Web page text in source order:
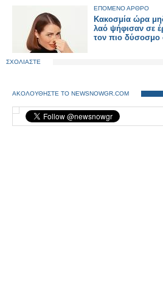
ΕΠΟΜΕΝΟ ΑΡΘΡΟ
Κακοσμία ώρα
λαό ψήφισαν σε
τον πιο δύσοσμο
ΣΧΟΛΙΑΣΤΕ
ΑΚΟΛΟΥΘΗΣΤΕ ΤΟ NEWSNOWGR.COM